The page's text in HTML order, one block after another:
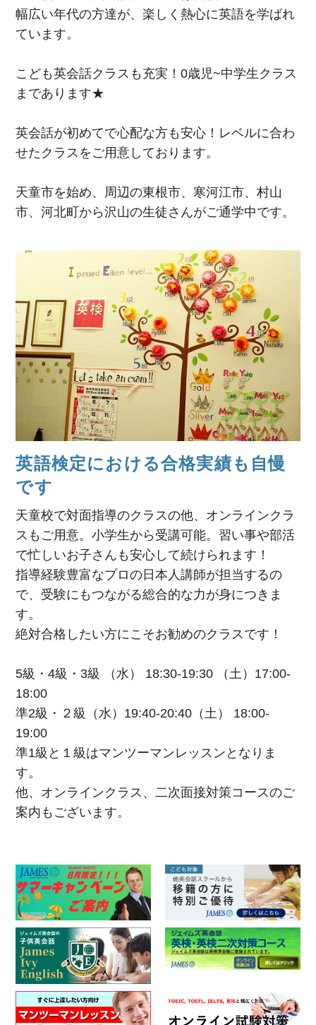
幅広い年代の方達が、楽しく熱心に英語を学ばれ
ています。
こども英会話クラスも充実！0歳児~中学生クラス
まであります★
英会話が初めてで心配な方も安心！レベルに合わ
せたクラスをご用意しております。
天童市を始め、周辺の東根市、寒河江市、村山
市、河北町から沢山の生徒さんがご通学中です。
英語検定における合格実績も自慢
です
天童校で対面指導のクラスの他、オンラインクラ
スもご用意。小学生から受講可能。習い事や部活
で忙しいお子さんも安心して続けられます！
指導経験豊富なプロの日本人講師が担当するの
で、受験にもつながる総合的な力が身につきま
す。
絶対合格したい方にこそお勧めのクラスです！
5級・4級・3級 （水） 18:30-19:30 （土）17:00-
18:00
準2級・２級（水）19:40-20:40（土） 18:00-
19:00
準1級と１級はマンツーマンレッスンとなりま
す。
他、オンラインクラス、二次面接対策コースのご
案内もございます。